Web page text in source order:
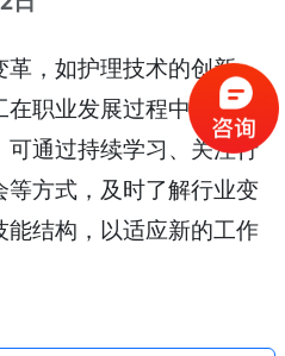
，如护理技术的创新、
职业发展过程中，需具
通过持续学习、关注行
方式，及时了解行业变
结构，以适应新的工作